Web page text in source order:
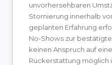
unvorhersehbaren
Stornierung innerhalb
geplanten Erfahrung
No-Shows zur
keinen Anspruch auf
Rückerstattung möglich